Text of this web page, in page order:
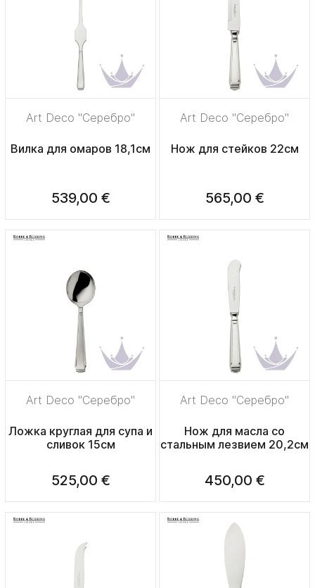
Art Deco "Серебро"
Вилка для омаров 18,1см
539,00 €
Art Deco "Серебро"
Нож для стейков 22см
565,00 €
Art Deco "Серебро"
Ложка круглая для супа и
сливок 15см
525,00 €
Art Deco "Серебро"
Нож для масла со
стальным лезвием 20,2см
450,00 €